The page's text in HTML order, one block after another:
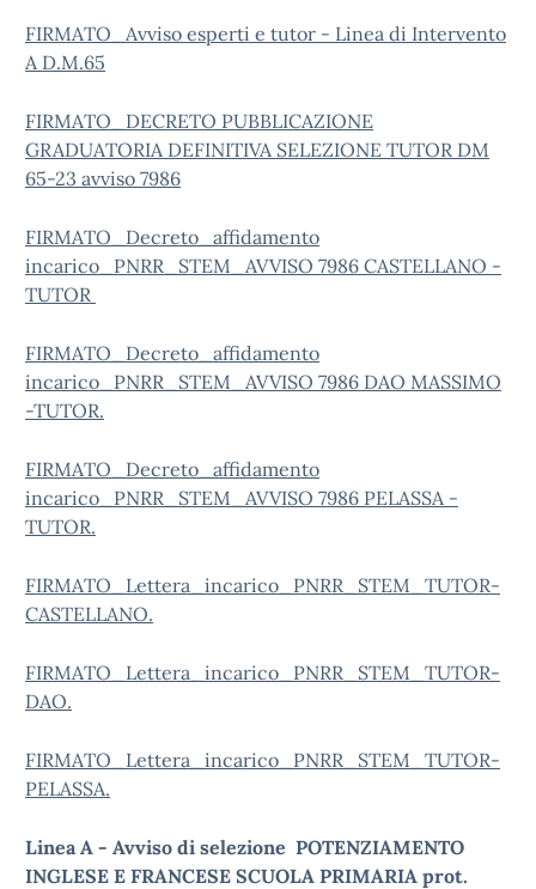
FIRMATO_Avviso esperti e tutor - Linea di Intervento
A D.M.65
FIRMATO_DECRETO PUBBLICAZIONE
GRADUATORIA DEFINITIVA SELEZIONE TUTOR DM
65-23 avviso 7986
FIRMATO_Decreto_affidamento
incarico_PNRR_STEM_AVVISO 7986 CASTELLANO -
TUTOR
FIRMATO_Decreto_affidamento
incarico_PNRR_STEM_AVVISO 7986 DAO MASSIMO
-TUTOR.
FIRMATO_Decreto_affidamento
incarico_PNRR_STEM_AVVISO 7986 PELASSA -
TUTOR.
FIRMATO_Lettera_incarico_PNRR_STEM_TUTOR-
CASTELLANO.
FIRMATO_Lettera_incarico_PNRR_STEM_TUTOR-
DAO.
FIRMATO_Lettera_incarico_PNRR_STEM_TUTOR-
PELASSA.
Linea A - Avviso di selezione POTENZIAMENTO
INGLESE E FRANCESE SCUOLA PRIMARIA prot.